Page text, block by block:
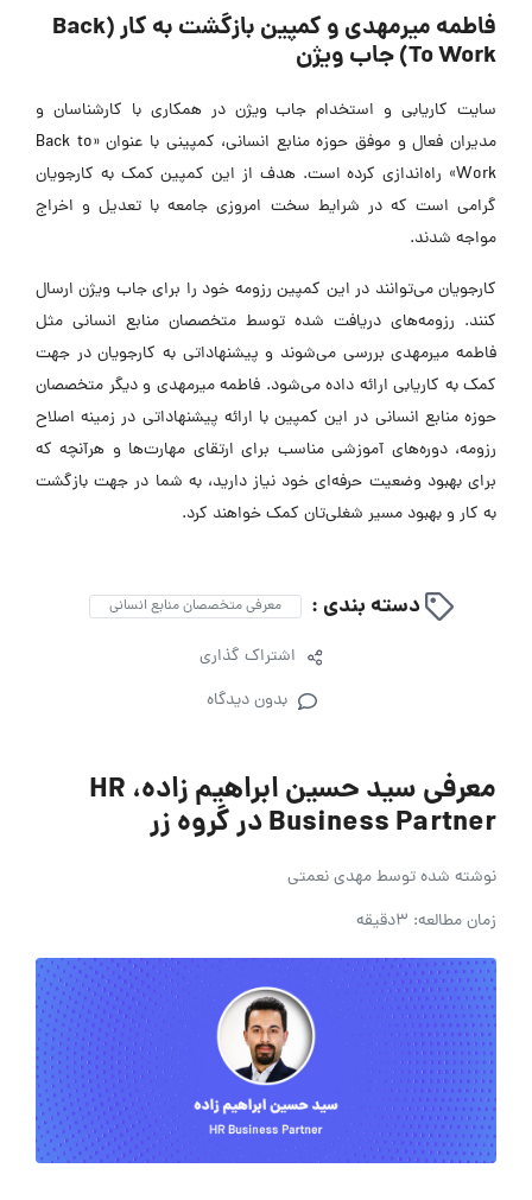
فاطمه میرمهدی و کمپین بازگشت به کار (Back
To Work) جاب ویژن
سایت کاریابی و استخدام جاب ویژن در همکاری با کارشناسان و
مدیران فعال و موفق حوزه منابع انسانی، کمپینی با عنوان «Back to
Work» راه‌اندازی کرده است. هدف از این کمپین کمک به کارجویان
گرامی است که در شرایط سخت امروزی جامعه با تعدیل و اخراج
مواجه شدند.
کارجویان می‌توانند در این کمپین رزومه خود را برای جاب ویژن ارسال
کنند. رزومه‌های دریافت شده توسط متخصصان منابع انسانی مثل
فاطمه میرمهدی بررسی می‌شوند و پیشنهاداتی به کارجویان در جهت
کمک به کاریابی ارائه داده می‌شود. فاطمه میرمهدی و دیگر متخصصان
حوزه منابع انسانی در این کمپین با ارائه پیشنهاداتی در زمینه اصلاح
رزومه، دوره‌های آموزشی مناسب برای ارتقای مهارت‌ها و هرآنچه که
برای بهبود وضعیت حرفه‌ای خود نیاز دارید، به شما در جهت بازگشت
به کار و بهبود مسیر شغلی‌تان کمک خواهند کرد.
دسته بندی : معرفی متخصصان منابع انسانی
اشتراک گذاری
بدون دیدگاه
معرفی سید حسین ابراهیم زاده، HR
Business Partner در گروه زر
نوشته شده توسطمهدی نعمتی
زمان مطالعه: 3دقیقه